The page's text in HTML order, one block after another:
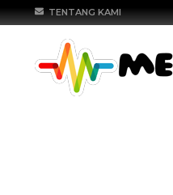
TENTANG KAMI